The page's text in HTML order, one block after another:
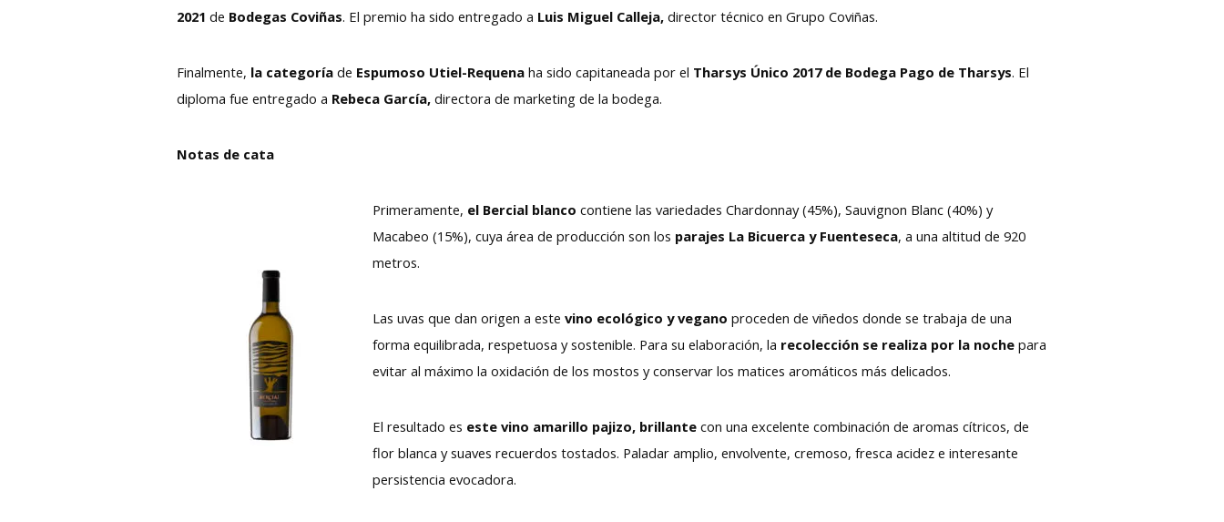
2021de Bodegas Coviñas. El premio ha sido entregado a Luis Miguel Calleja,director técnico en Grupo Coviñas.
Finalmente, la categoría de Espumoso Utiel-Requena ha sido capitaneada por el Tharsys Único 2017 de Bodega Pago de Tharsys. El
diploma fue entregado a Rebeca García,directora de marketing de la bodega.
Notas de cata
Primeramente, el Bercial blancocontiene las variedades Chardonnay (45%), Sauvignon Blanc (40%) y
Macabeo (15%), cuya área de producción son los parajes La Bicuerca y Fuenteseca, a una altitud de 920
metros.
Las uvas que dan origen a estevino ecológico y vegano proceden de viñedos donde se trabaja de una
forma equilibrada, respetuosa y sostenible. Para su elaboración, la recolección se realiza por la noche para
evitar al máximo la oxidación de los mostos y conservar los matices aromáticos más delicados.
El resultado es este vino amarillo pajizo, brillante con una excelente combinación de aromas cítricos, de
flor blanca y suaves recuerdos tostados. Paladar amplio, envolvente, cremoso, fresca acidez e interesante
persistencia evocadora.